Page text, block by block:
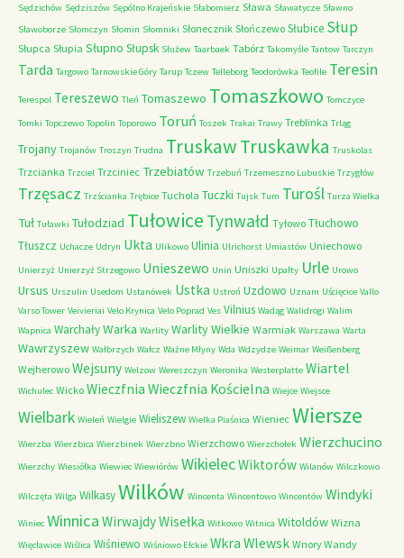
Sędzichów Sędziszów Sępólno Krajeńskie Słabomierz Sława Sławatycze Sławno
Sławoborze Słomczyn Słomin Słomniki Słonecznik Słończewo Słubice Słup
Słupca Słupia Słupno Słupsk Służew Taarbaek Tabórz Takomyśle Tantow Tarczyn
Tarda Targowo Tarnowskie Góry Tarup Tczew Telleborg Teodorówka Teofile Teresin
Terespol Tereszewo Tleń Tomaszewo Tomaszkowo Tomczyce
Tomki Topczewo Topolin Toporowo Toruń Toszek Trakai Trawy Treblinka Trląg
Trojany Trojanów Troszyn Trudna TruskawTruskawka Truskolas
Trzcianka Trzciel Trzciniec Trzebiatów Trzebuń Trzemeszno Lubuskie Trzygłów
Trzęsacz Trzścianka Trębice Tuchola Tuczki Tujsk Tum Turośl Turza Wielka
Tuł Tuławki Tułodziad Tułowice Tynwałd Tyłowo Tłuchowo
Tłuszcz Uchacze Udryn Ukta Ulikowo Ulinia Ulrichorst Umiastów Uniechowo
Unierzyż Unierzyż Strzegowo Unieszewo Unin Uniszki Upałty Urle Urowo
Ursus Urszulin Usedom Ustanówek Ustka Ustroń Uzdowo Uznam Uścięcice Vallo
Varso Tower Veivieriai Velo Krynica Velo Poprad Ves Vilnius Wadąg Walidrogi Walim
Wapnica WarchałyWarka Warlity Warlity Wielkie Warmiak Warszawa Warta
Wawrzyszew Wałbrzych Wałcz Ważne Młyny Wda Wdzydze Weimar Weißenberg
Wejherowo Wejsuny Welzow Wereszczyn Weronika Westerplatte Wiartel
Wichulec Wicko Wieczfnia Wieczfnia Kościelna Wiejce Wiejsce
Wielbark Wieleń Wielgie Wieliszew Wielka Piaśnica Wieniec Wiersze
Wierzba Wierzbica Wierzbinek Wierzbno Wierzchowo Wierzchołek Wierzchucino
Wierzchy Wiesiółka Wiewiec Wiewiórów WikielecWiktorów Wilanów Wilczkowo
Wilczęta Wilga WilkasyWilków Wincenta Wincentowo Wincentów Windyki
Winiec Winnica WirwajdyWisełka Witkowo Witnica Witoldów Wizna
Więcławice Wiślica Wiśniewo Wiśniowo Ełckie Wkra Wlewsk Wnory Wandy